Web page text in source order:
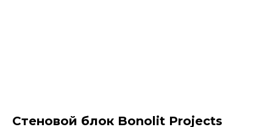
Стеновой блок Bonolit Projects